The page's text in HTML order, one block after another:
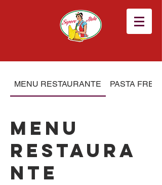
MENU RESTAURANTE PASTA
MENU
RESTAURA
NTE